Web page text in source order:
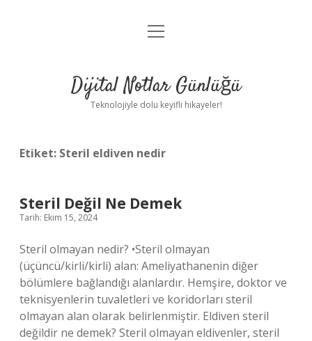
Anasayfa
Yasal Uyarı
menüyü
Dijital Notlar Günlüğü
Teknolojiyle dolu keyifli hikayeler!
Etiket: Steril eldiven nedir
Steril Değil Ne Demek
Tarih: Ekim 15, 2024
Steril olmayan nedir? •Steril olmayan
(üçüncü/kirli/kirli) alan: Ameliyathanenin diğer
bölümlere bağlandığı alanlardır. Hemşire, doktor ve
teknisyenlerin tuvaletleri ve koridorları steril
olmayan alan olarak belirlenmiştir. Eldiven steril
değildir ne demek? Steril olmayan eldivenler, steril